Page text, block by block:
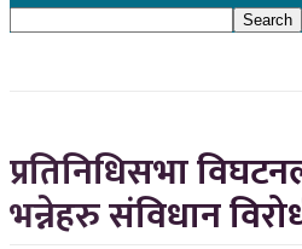
प्रतिनिधिसभा
भन्नेहरु संविधान